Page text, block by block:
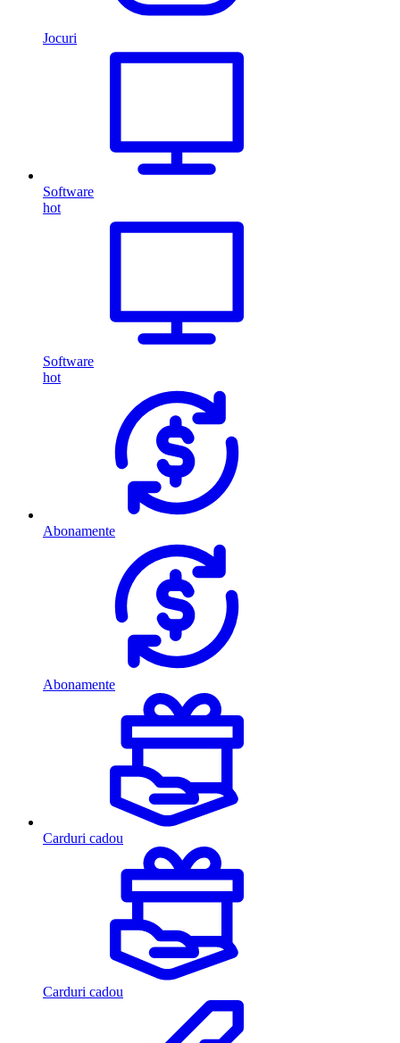
Jocuri
Software
hot
Software
hot
Abonamente
Abonamente
Carduri cadou
Carduri cadou